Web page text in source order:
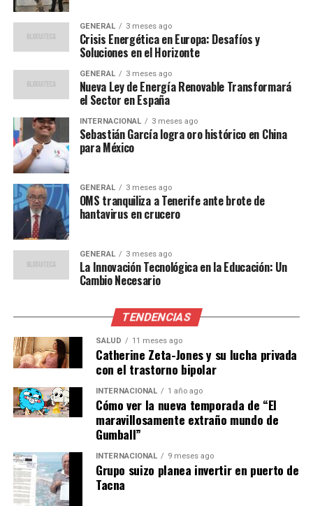
eludiendo a la división antimonopolio. Esta acción ha
sido vista como un intento de influir en el resultado del
caso, utilizando conexiones con lobistas vinculados a la
administración Trump.
Contexto y Análisis
La renuncia de Slater no solo afecta el caso contra Live
Nation, sino que también refleja una tendencia más
amplia de inestabilidad dentro de la división
antimonopolio. Expertos en derecho antimonopolio han
señalado que la falta de liderazgo podría retrasar otros
casos importantes, debilitando la capacidad del
Departamento de Justicia para regular prácticas
comerciales injustas.
En los últimos años, la influencia de los lobistas ha sido
escrutinio antimonopolio han recurrido cada vez más a
lobistas con conexiones políticas para influir en los
resultados de los casos. Esto plantea preguntas sobre la
integridad del proceso judicial y la capacidad del
gobierno para enfrentar el poder corporativo.
Implicaciones Futuras
significativas para el caso contra Live Nation. Sin un
liderazgo claro, el Departamento de Justicia podría
enfrentar dificultades para presentar un caso cohesivo
GENERAL 3 meses ago
Crisis Energética en Europa: Desafíos y
Soluciones en el Horizonte
GENERAL 3 meses ago
Nueva Ley de Energía Renovable Transformará
el Sector en España
INTERNACIONAL 3 meses ago
Sebastián García logra oro histórico en China
para México
GENERAL 3 meses ago
OMS tranquiliza a Tenerife ante brote de
hantavirus en crucero
GENERAL 3 meses ago
La Innovación Tecnológica en la Educación: Un
Cambio Necesario
TENDENCIAS
SALUD 11 meses ago
Catherine Zeta-Jones y su lucha privada
con el trastorno bipolar
INTERNACIONAL 1 año ago
Cómo ver la nueva temporada de “El
maravillosamente extraño mundo de
Gumball”
INTERNACIONAL 9 meses ago
Grupo suizo planea invertir en puerto de
Tacna